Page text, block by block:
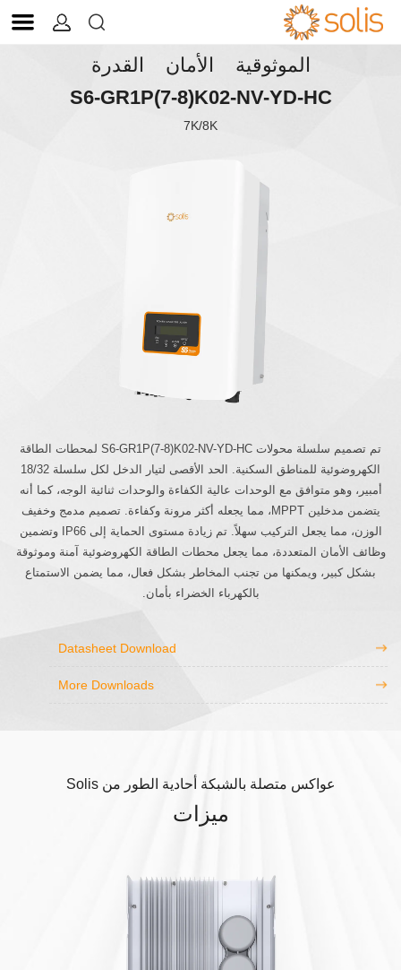


الموثوقية الأمان القدرة
S6-GR1P(7-8)K02-NV-YD-HC
7K/8K
تم تصميم سلسلة محولات S6-GR1P(7-8)K02-NV-YD-HC لمحطات الطاقة
الكهروضوئية للمناطق السكنية. الحد الأقصى لتيار الدخل لكل سلسلة 18/32
أمبير، وهو متوافق مع الوحدات عالية الكفاءة والوحدات ثنائية الوجه، كما أنه
يتضمن مدخلين MPPT، مما يجعله أكثر مرونة وكفاءة. تصميم مدمج وخفيف
الوزن، مما يجعل التركيب سهلاً. تم زيادة مستوى الحماية إلى IP66 وتضمين
وظائف الأمان المتعددة، مما يجعل محطات الطاقة الكهروضوئية آمنة وموثوقة
بشكل كبير، ويمكنها من تجنب المخاطر بشكل فعال، مما يضمن الاستمتاع
بالكهرباء الخضراء بأمان.
Datasheet Download
More Downloads
عواكس متصلة بالشبكة أحادية الطور من Solis
ميزات